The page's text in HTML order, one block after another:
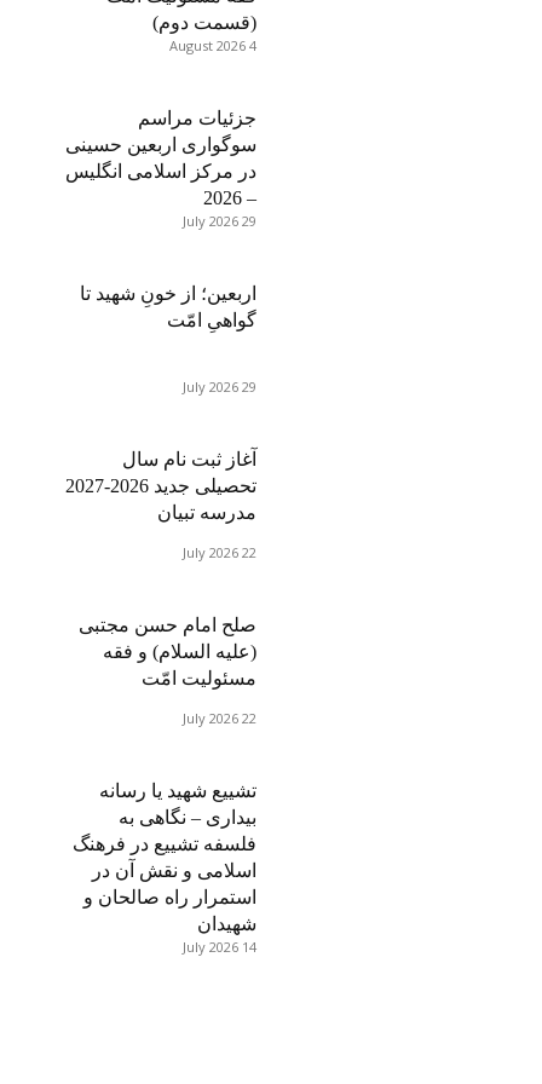
(قسمت دوم)
4 August 2026
جزئیات مراسم
سوگواری اربعین حسینی
در مرکز اسلامی انگلیس
– 2026
29 July 2026
اربعین؛ از خونِ شهید تا
گواهیِ امّت
29 July 2026
آغاز ثبت نام سال
تحصیلی جدید 2026-2027
مدرسه تبیان
22 July 2026
صلح امام حسن مجتبی
(علیه السلام) و فقه
مسئولیت امّت
22 July 2026
تشییع شهید یا رسانه
بیداری – نگاهی به
فلسفه تشییع در فرهنگ
اسلامی و نقش آن در
استمرار راه صالحان و
شهیدان
14 July 2026